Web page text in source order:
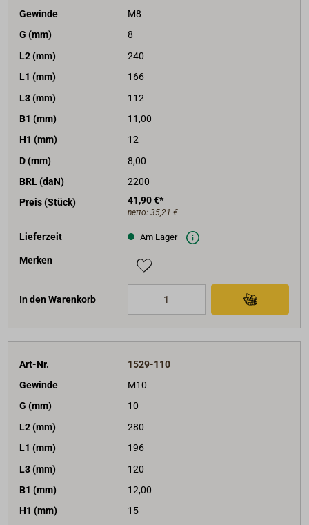
Gewinde
M8
G (mm)
8
L2 (mm)
240
L1 (mm)
166
L3 (mm)
112
B1 (mm)
11,00
H1 (mm)
12
D (mm)
8,00
BRL (daN)
2200
Preis (Stück)
41,90 €*
netto: 35,21 €
Lieferzeit Am Lager
Merken
In den Warenkorb
Art-Nr.
1529-110
Gewinde
M10
G (mm)
10
L2 (mm)
280
L1 (mm)
196
L3 (mm)
120
B1 (mm)
12,00
H1 (mm)
15